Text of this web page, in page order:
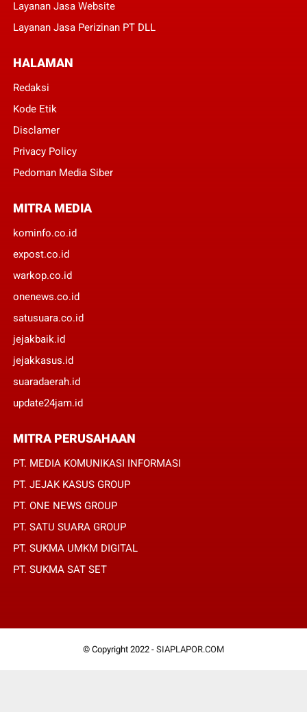
Layanan Jasa Website
Layanan Jasa Perizinan PT DLL
HALAMAN
Redaksi
Kode Etik
Disclamer
Privacy Policy
Pedoman Media Siber
MITRA MEDIA
kominfo.co.id
expost.co.id
warkop.co.id
onenews.co.id
satusuara.co.id
jejakbaik.id
jejakkasus.id
suaradaerah.id
update24jam.id
MITRA PERUSAHAAN
PT. MEDIA KOMUNIKASI INFORMASI
PT. JEJAK KASUS GROUP
PT. ONE NEWS GROUP
PT. SATU SUARA GROUP
PT. SUKMA UMKM DIGITAL
PT. SUKMA SAT SET
© Copyright 2022 - SIAPLAPOR.COM